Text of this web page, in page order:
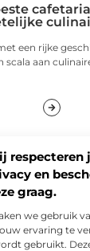
respecteren
en
graag.
we gebruik
ervaring te
gebruikt.
een rijke
scala aan